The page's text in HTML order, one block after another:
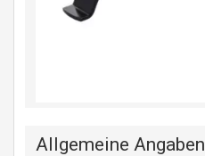
Allgemeine Angaben